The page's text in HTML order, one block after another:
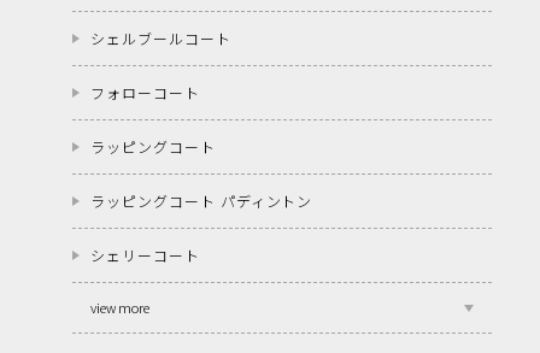
シェルブールコート
フォローコート
ラッピングコート
ラッピングコート パディントン
シェリーコート
view more